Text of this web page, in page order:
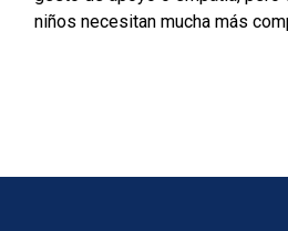
niños necesitan mucha más